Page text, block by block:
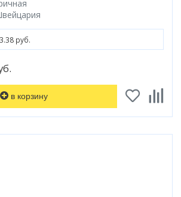
руб.
в корзину